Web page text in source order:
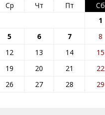
Ср Чт Пт Сб
1
5 6 7 8
12 13 14 15
19 20 21 22
26 27 28 29